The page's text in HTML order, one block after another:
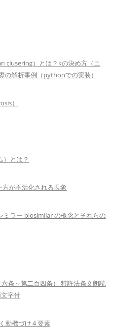
clusering）とは？kの決め方（エ
の解析事例（pythonでの実装）
）
とは？
が不活化される現象
ミラー biosimilar の概念とそれらの
条～第二百四条） 特許法条文朗読
文字付
動機づけ４要素